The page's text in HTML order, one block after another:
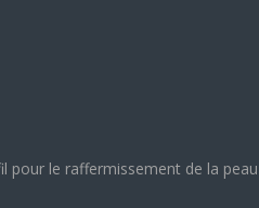
pour le raffermissement de la peau